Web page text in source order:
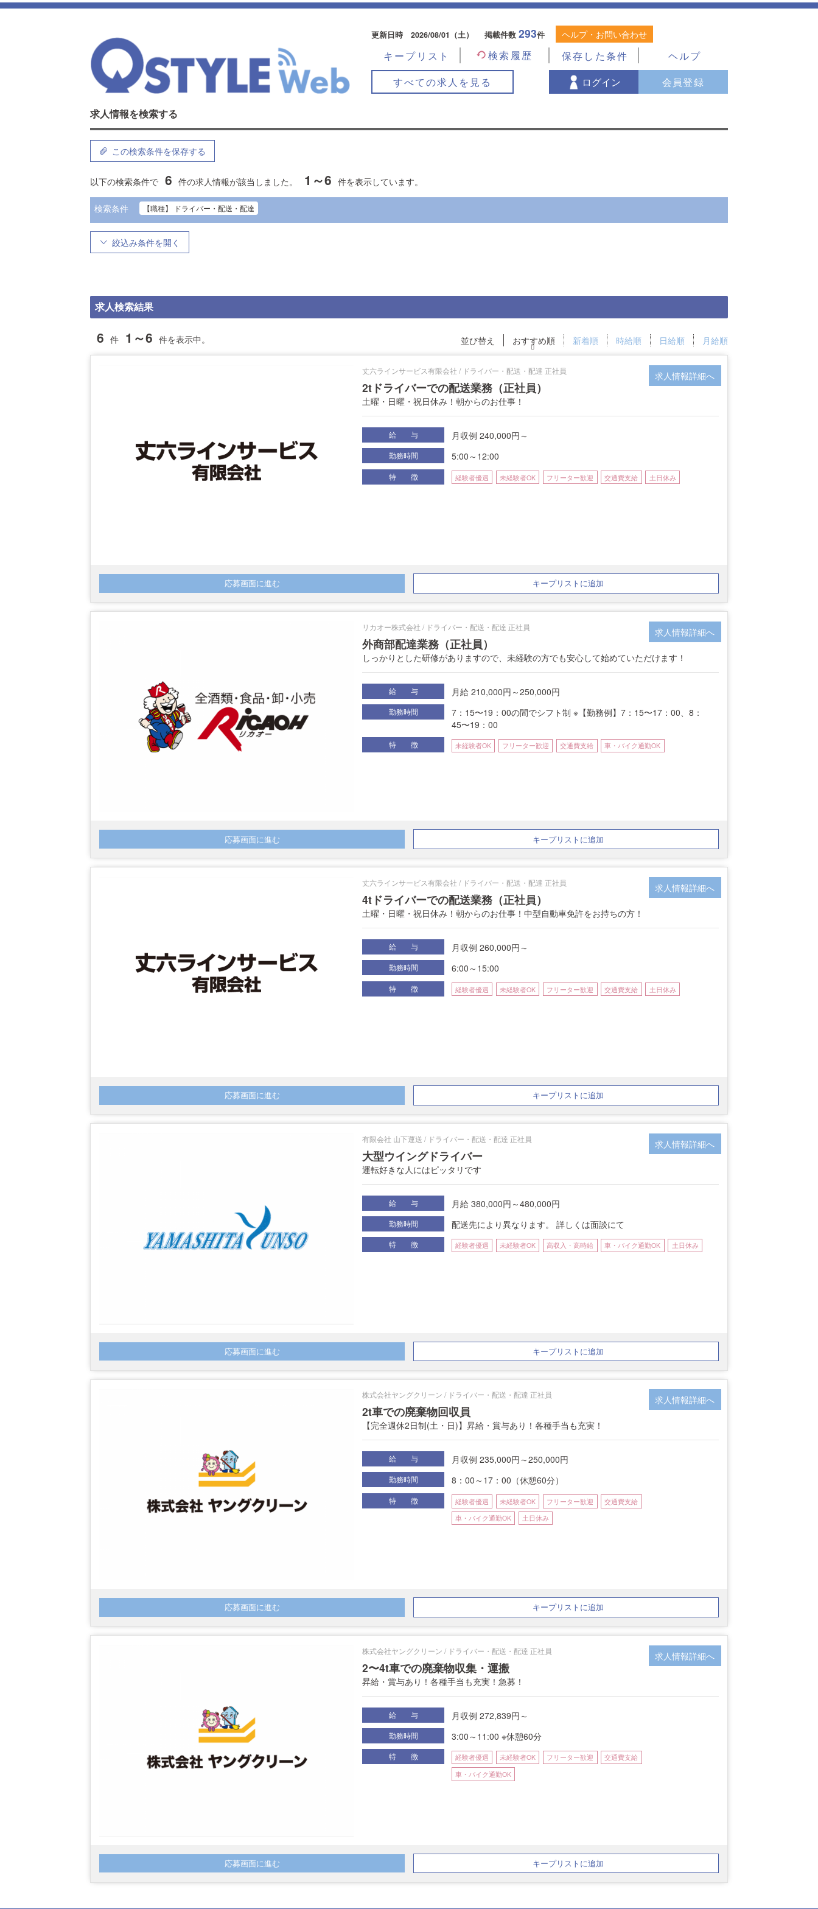
更新日時 2026/08/01（土） 掲載件数 293件 ヘルプ・お問い合わせ
キープリスト 検索履歴 保存した条件
ヘルプ
すべての求人を見る
ログイン 会員登録
求人情報を検索する
この検索条件を保存する
以下の検索条件で 6 件の求人情報が該当しました。 1～6 件を表示しています。
検索条件 【職種】 ドライバー・配送・配達
絞込み条件を開く
求人検索結果
6 件 1～6 件を表示中。 並び替え おすすめ順 新着順 時給順 日給順 月給順
求人情報詳細へ
丈六ラインサービス有限会社 / ドライバー・配送・配達 正社員
2tドライバーでの配送業務（正社員）
土曜・日曜・祝日休み！朝からのお仕事！
給 与 月収例 240,000円～
勤務時間 5:00～12:00
特 徴 経験者優遇 未経験者OK フリーター歓迎 交通費支給 土日休み
応募画面に進む キープリストに追加
求人情報詳細へ
リカオー株式会社 / ドライバー・配送・配達 正社員
外商部配達業務（正社員）
しっかりとした研修がありますので、未経験の方でも安心して始めていただけます！
給 与 月給 210,000円～250,000円
勤務時間
7：15〜19：00の間でシフト制 ※【勤務例】7：15〜17：00、8：
45〜19：00
特 徴 未経験者OK フリーター歓迎 交通費支給 車・バイク通勤OK
応募画面に進む キープリストに追加
求人情報詳細へ
丈六ラインサービス有限会社 / ドライバー・配送・配達 正社員
4tドライバーでの配送業務（正社員）
土曜・日曜・祝日休み！朝からのお仕事！中型自動車免許をお持ちの方！
給 与 月収例 260,000円～
勤務時間 6:00～15:00
特 徴 経験者優遇 未経験者OK フリーター歓迎 交通費支給 土日休み
応募画面に進む キープリストに追加
求人情報詳細へ
有限会社 山下運送 / ドライバー・配送・配達 正社員
大型ウイングドライバー
運転好きな人にはピッタリです
給 与 月給 380,000円～480,000円
勤務時間 配送先により異なります。 詳しくは面談にて
特 徴 経験者優遇 未経験者OK 高収入・高時給 車・バイク通勤OK 土日休み
応募画面に進む キープリストに追加
求人情報詳細へ
株式会社ヤングクリーン / ドライバー・配送・配達 正社員
2t車での廃棄物回収員
【完全週休2日制(土・日)】昇給・賞与あり！各種手当も充実！
給 与 月収例 235,000円～250,000円
勤務時間 8：00～17：00（休憩60分）
特 徴 経験者優遇 未経験者OK フリーター歓迎
交通費支給
車・バイク通勤OK
土日休み
応募画面に進む キープリストに追加
求人情報詳細へ
株式会社ヤングクリーン / ドライバー・配送・配達 正社員
2〜4t車での廃棄物収集・運搬
昇給・賞与あり！各種手当も充実！急募！
給 与 月収例 272,839円～
勤務時間 3:00～11:00 ※休憩60分
特 徴 経験者優遇 未経験者OK フリーター歓迎
交通費支給
車・バイク通勤OK
応募画面に進む キープリストに追加